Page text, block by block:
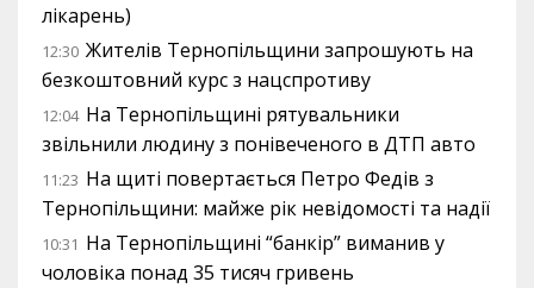
лікарень)
12:30 Жителів Тернопільщини запрошують на
безкоштовний курс з нацспротиву
12:04 На Тернопільщині рятувальники
звільнили людину з понівеченого в ДТП авто
11:23 На щиті повертається Петро Федів з
Тернопільщини: майже рік невідомості та надії
10:31 На Тернопільщині “банкір” виманив у
чоловіка понад 35 тисяч гривень